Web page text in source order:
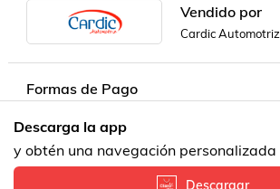
Vendido por
Cardic Automotriz
Formas de Pago
Descarga la app
y obtén una navegación personalizada
Descargar